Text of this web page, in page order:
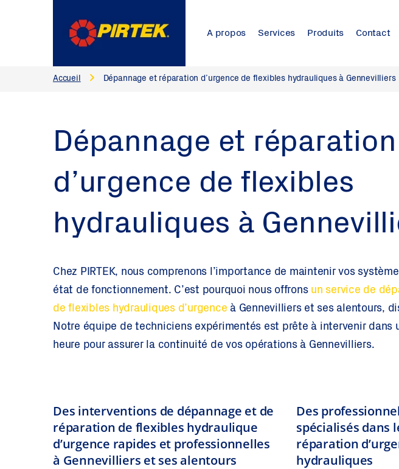
A propos Services Produits Contact
Accueil Dépannage et réparation d’urgence de flexibles hydrauliques à Gennevilliers
Dépannage et réparation
d’urgence de flexibles
hydrauliques à
Chez PIRTEK, nous comprenons l’importance de maintenir vos
état de fonctionnement. C’est pourquoi nous offrons un service de
de flexibles hydrauliques d’urgence à Gennevilliers et ses alentours,
Notre équipe de techniciens expérimentés est prête à intervenir dans
heure pour assurer la continuité de vos opérations à Gennevilliers.
Des interventions de dépannage et de
réparation de flexibles hydraulique
d’urgence rapides et professionnelles
à Gennevilliers et ses alentours
Des
spécialisés dans
réparation
hydrauliques